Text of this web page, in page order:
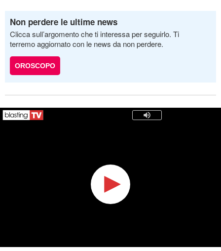
Non perdere le ultime news
Clicca sull’argomento che ti interessa per seguirlo. Ti
terremo aggiornato con le news da non perdere.
OROSCOPO